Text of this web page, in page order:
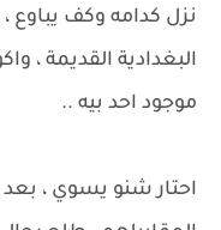
نزل كدامه وكف يباوع
البغدادية القديمة ،
موجود احد بيه ..
احتار شنو يسوي ،